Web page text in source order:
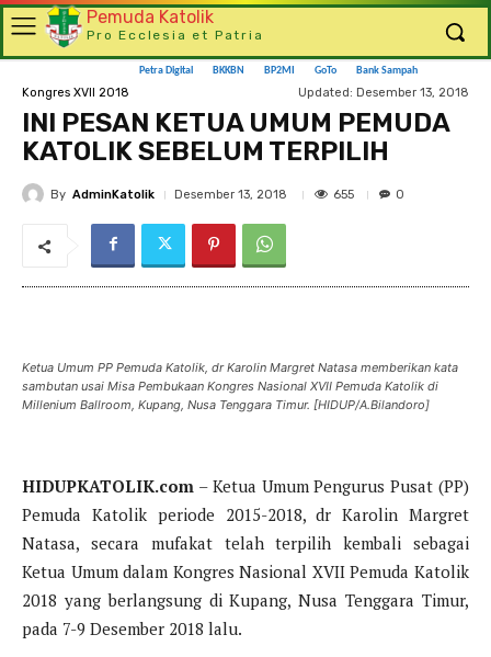
Pemuda Katolik
Pro Ecclesia et Patria
Petra Digital BKKBN BP2MI GoTo Bank Sampah
Kongres XVII 2018 Updated: Desember 13, 2018
INI PESAN KETUA UMUM PEMUDA
KATOLIK SEBELUM TERPILIH
By AdminKatolik Desember 13, 2018 655 0
Ketua Umum PP Pemuda Katolik, dr Karolin Margret Natasa memberikan kata
sambutan usai Misa Pembukaan Kongres Nasional XVII Pemuda Katolik di
Millenium Ballroom, Kupang, Nusa Tenggara Timur. [HIDUP/A.Bilandoro]
HIDUPKATOLIK.com – Ketua Umum Pengurus Pusat (PP)
Pemuda Katolik periode 2015-2018, dr Karolin Margret
Natasa, secara mufakat telah terpilih kembali sebagai
Ketua Umum dalam Kongres Nasional XVII Pemuda Katolik
2018 yang berlangsung di Kupang, Nusa Tenggara Timur,
pada 7-9 Desember 2018 lalu.